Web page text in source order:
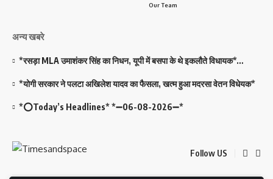
Our Team
अन्य खबरे
*रसड़ा MLA उमाशंकर सिंह का निधन, यूपी में बसपा के थे इकलौते विधायक*…
*योगी सरकार ने पलटा अखिलेश यादव का फैसला, खत्म हुआ मदरसा वेतन विधेयक*
*⭕Today’s Headlines* *➖06-08-2026➖*
Follow US